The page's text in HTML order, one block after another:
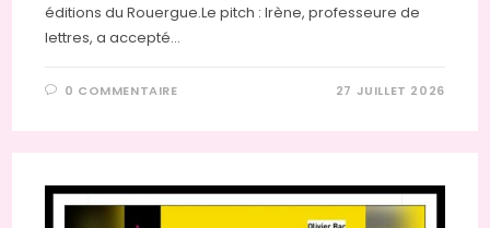
éditions du Rouergue.Le pitch : Irène, professeure de
lettres, a accepté…
0 COMMENTAIRE 27 JUILLET 2026